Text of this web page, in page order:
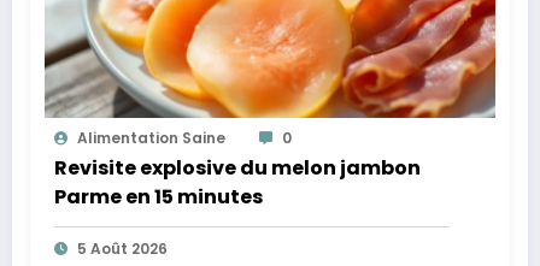
Alimentation Saine 0
Revisite explosive du melon jambon
Parme en 15 minutes
5 Août 2026